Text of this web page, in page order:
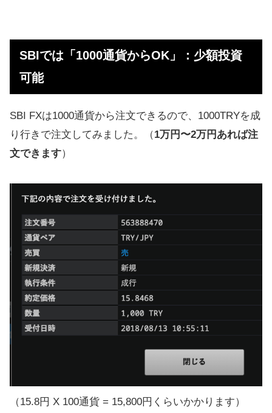
SBIでは「1000通貨からOK」：少額投資
可能
SBI FXは1000通貨から注文できるので、1000TRYを成
り行きで注文してみました。（1万円〜2万円あれば注
文できます）
（15.8円 X 100通貨 = 15,800円くらいかかります）